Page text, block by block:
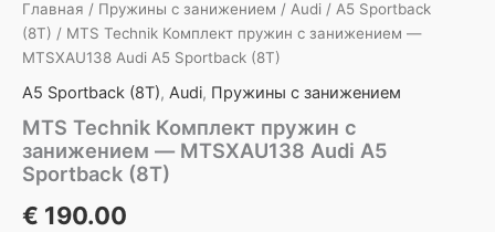
Главная / Пружины с занижением / Audi / A5 Sportback
(8T) / MTS Technik Комплект пружин с занижением —
MTSXAU138 Audi A5 Sportback (8T)
A5 Sportback (8T), Audi, Пружины с занижением
MTS Technik Комплект пружин с
занижением — MTSXAU138 Audi A5
Sportback (8T)
€ 190.00